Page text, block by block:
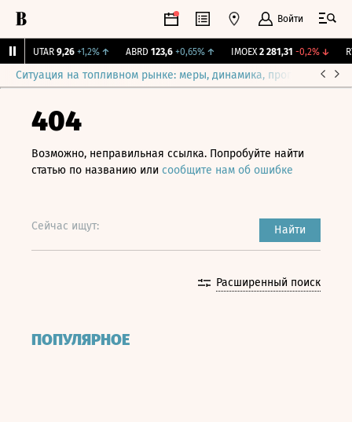
Войти
UTAR 9,26 +1,2%↑ ABRD 123,6 +0,65%↑ IMOEX 2 281,31 -0,2%↓
Ситуация на топливном рынке: меры, динамика, прогнозы
404
Возможно, неправильная ссылка. Попробуйте найти
статью по названию или сообщите нам об ошибке
Сейчас ищут: Найти
Расширенный поиск
ПОПУЛЯРНОЕ